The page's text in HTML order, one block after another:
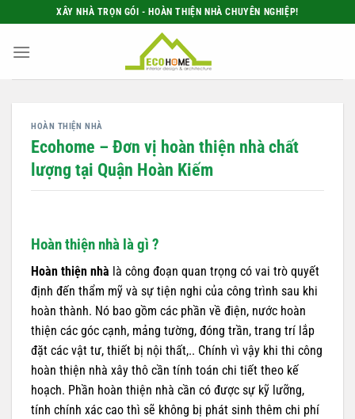
qua
nội
XÂY NHÀ TRỌN GÓI - HOÀN THIỆN NHÀ CHUYÊN NGHIỆP!
HOÀN THIỆN NHÀ
Ecohome – Đơn vị hoàn thiện nhà chất
lượng tại Quận Hoàn Kiếm
Hoàn thiện nhà là gì ?
Hoàn thiện nhà là công đoạn quan trọng có vai trò quyết
định đến thẩm mỹ và sự tiện nghi của công trình sau khi
hoàn thành. Nó bao gồm các phần về điện, nước hoàn
thiện các góc cạnh, mảng tường, đóng trần, trang trí lắp
đặt các vật tư, thiết bị nội thất,.. Chính vì vậy khi thi công
hoàn thiện nhà xây thô cần tính toán chi tiết theo kế
hoạch. Phần hoàn thiện nhà cần có được sự kỹ lưỡng,
tính chính xác cao thì sẽ không bị phát sinh thêm chi phí